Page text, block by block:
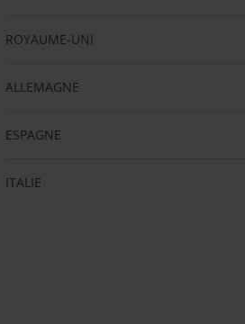
ROYAUME-UNI
ALLEMAGNE
ESPAGNE
ITALIE